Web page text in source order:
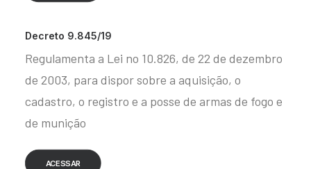
Decreto 9.845/19
Regulamenta a Lei no 10.826, de 22 de dezembro
de 2003, para dispor sobre a aquisição, o
cadastro, o registro e a posse de armas de fogo e
de munição
ACESSAR